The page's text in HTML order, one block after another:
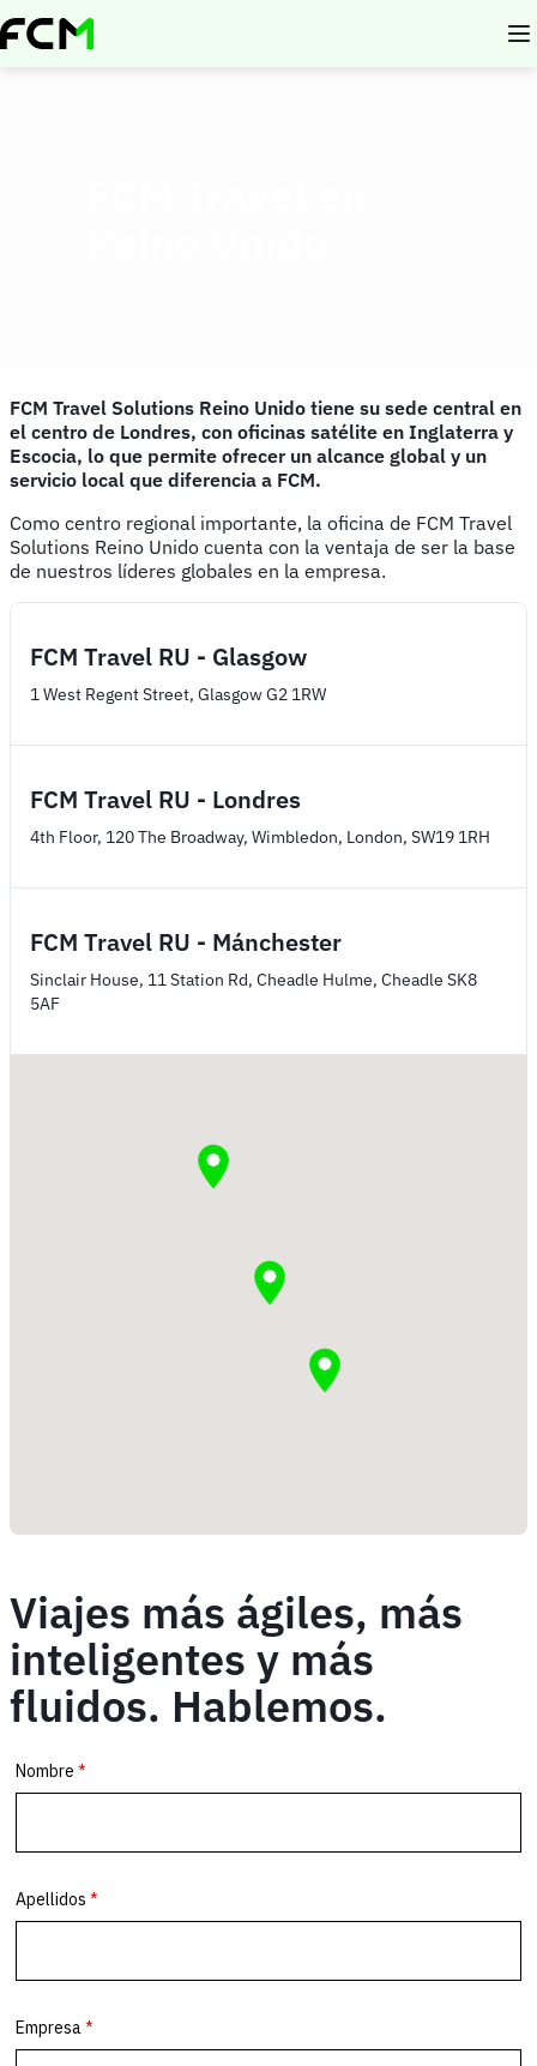
Pasar
al
FCM Travel Solutions Reino Unido tiene su sede central en
el centro de Londres, con oficinas satélite en Inglaterra y
Escocia, lo que permite ofrecer un alcance global y un
servicio local que diferencia a FCM.
Como centro regional importante, la oficina de FCM Travel
Solutions Reino Unido cuenta con la ventaja de ser la base
de nuestros líderes globales en la empresa.
FCM Travel RU - Glasgow
1 West Regent Street, Glasgow G2 1RW
FCM Travel RU - Londres
4th Floor, 120 The Broadway, Wimbledon, London, SW19 1RH
FCM Travel RU - Mánchester
Sinclair House, 11 Station Rd, Cheadle Hulme, Cheadle SK8
5AF
Viajes más ágiles, más
inteligentes y más
fluidos. Hablemos.